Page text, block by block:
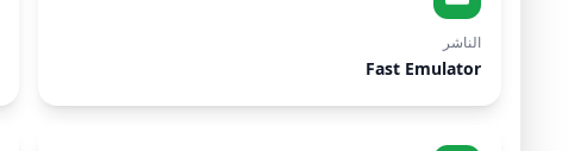
الناشر
Fast Emulator